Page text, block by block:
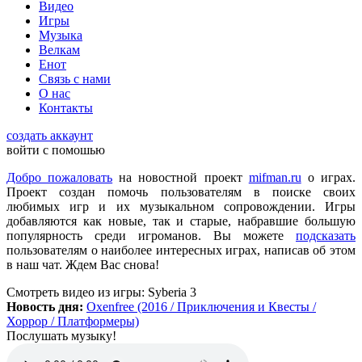
всех категорий людей, которые в той или иной форме
интересуются играми и геймерской индустрией в целом.
ometu:новости для женщин
Mifman:
Обновите, пожалуйста, игру Garry's Mod
Игра обновлена
lexafrog:
Обновите, пожалуйста, игру Garry's Mod. Много
обнов вышло, а на сайте старенькая...
cord: Grisha,
Да, есть такая и даже с дополнительной модификацией
StarCraft Cartooned (мультяшки).
Вот она:StarCraft Remastered
Видео
Игры
Музыка
Велкам
Енот
Связь с нами
О нас
Контакты
создать аккаунт
войти с помошью
Добро пожаловать на новостной проект mifman.ru о играх.
Проект создан помочь пользователям в поиске своих
любимых игр и их музыкальном сопровождении. Игры
добавляются как новые, так и старые, набравшие большую
популярность среди игроманов. Вы можете подсказать
пользователям о наиболее интересных играх, написав об этом
в наш чат. Ждем Вас снова!
Смотреть видео из игры: Syberia 3
Новость дня: Oxenfree (2016 / Приключения и Квесты /
Хоррор / Платформеры)
Послушать музыку!